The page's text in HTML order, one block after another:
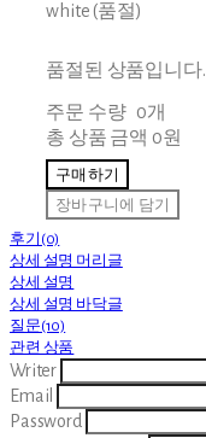
white (품절)
품절된 상품입니다.
주문 수량 0개
총 상품 금액 0원
구매하기
장바구니에 담기
후기(0)
상세 설명 머리글
상세 설명
상세 설명 바닥글
질문(10)
관련 상품
Writer
Email
Password